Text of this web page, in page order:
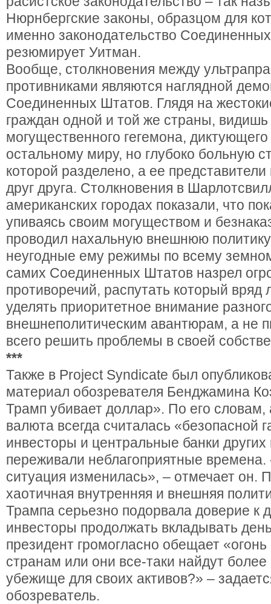
Нюрнбергские законы, образцом для
именно законодательство
резюмирует Уитман.
Вообще, столкновения между
противниками являются наглядной
Соединенных Штатов. Глядя на
граждан одной и той же страны, видишь
могущественного гегемона,
остальному миру, но глубоко больную
которой разделено, а ее
друг друга. Столкновения в
американских городах показали, что
упиваясь своим могуществом и
проводил нахальную внешнюю
неугодные ему режимы по всему
самих Соединенных Штатов назрел
противоречий, распутать который вряд
уделять приоритетное внимание
внешнеполитическим авантюрам, а не
всего решить проблемы в своей
***
Также в Project Syndicate был
материал обозревателя Бенджамина
Трамп убивает доллар». По его словам,
валюта всегда считалась «безопасной
инвесторы и центральные банки других
переживали неблагоприятные
ситуация изменилась», – отмечает он.
хаотичная внутренняя и внешняя
Трампа серьезно подорвала доверие к
инвесторы продолжать вкладывать
президент громогласно обещает
странам или они все-таки найдут более
убежище для своих активов?» –
обозреватель.